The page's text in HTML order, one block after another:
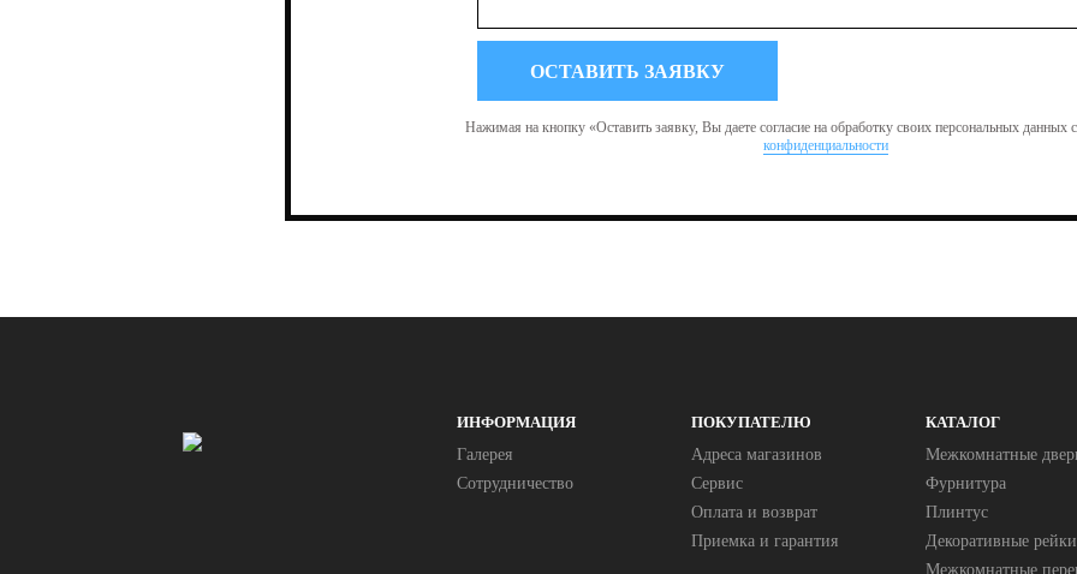
Нажимая на кнопку «Оставить заявку, Вы даете согласие на обработку своих персональных данных
конфиденциальности
ИНФОРМАЦИЯ
Галерея
Сотрудничество
ПОКУПАТЕЛЮ
Адреса магазинов
Сервис
Оплата и возврат
Приемка и гарантия
КАТАЛОГ
Межкомнатные
Фурнитура
Плинтус
Декоративные рейки
Межкомнатные